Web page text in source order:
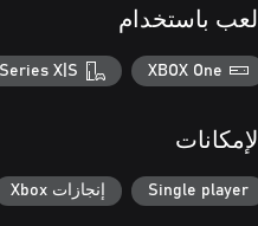
العب باستخدام
XBOX One
X|S
الإمكانات
Single player إنجازات Xbox